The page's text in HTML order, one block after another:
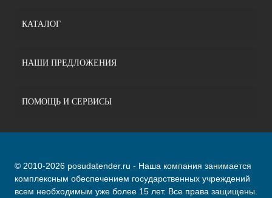
КАТАЛОГ
НАШИ ПРЕДЛОЖЕНИЯ
ПОМОЩЬ И СЕРВИСЫ
© 2010-2026 posudatender.ru - Наша компания занимается
комплексным обеспечением государственных учреждений
всем необходимым уже более 15 лет. Все права защищены.